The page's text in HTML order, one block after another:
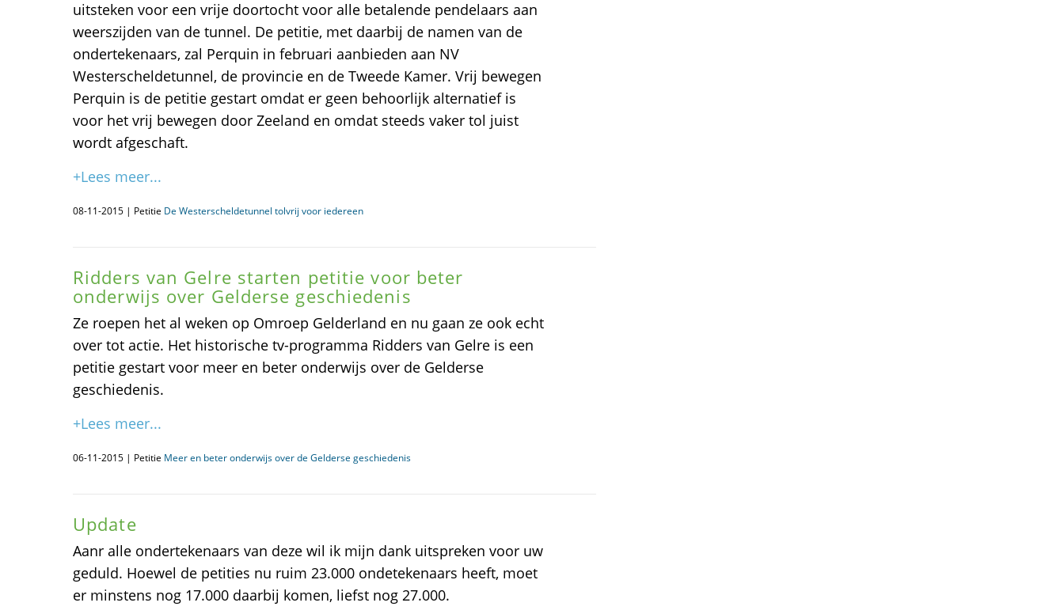
uitsteken voor een vrije doortocht voor alle betalende pendelaars aan
weerszijden van de tunnel. De petitie, met daarbij de namen van de
ondertekenaars, zal Perquin in februari aanbieden aan NV
Westerscheldetunnel, de provincie en de Tweede Kamer. Vrij bewegen
Perquin is de petitie gestart omdat er geen behoorlijk alternatief is
voor het vrij bewegen door Zeeland en omdat steeds vaker tol juist
wordt afgeschaft.
+Lees meer...
08-11-2015 | Petitie De Westerscheldetunnel tolvrij voor iedereen
Ridders van Gelre starten petitie voor beter
onderwijs over Gelderse geschiedenis
Ze roepen het al weken op Omroep Gelderland en nu gaan ze ook echt
over tot actie. Het historische tv-programma Ridders van Gelre is een
petitie gestart voor meer en beter onderwijs over de Gelderse
geschiedenis.
+Lees meer...
06-11-2015 | Petitie Meer en beter onderwijs over de Gelderse geschiedenis
Update
Aanr alle ondertekenaars van deze wil ik mijn dank uitspreken voor uw
geduld. Hoewel de petities nu ruim 23.000 ondetekenaars heeft, moet
er minstens nog 17.000 daarbij komen, liefst nog 27.000.